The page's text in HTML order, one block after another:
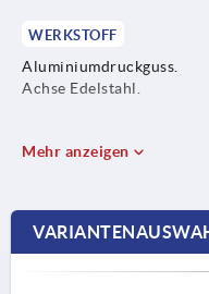
WERKSTOFF
Aluminiumdruckguss.
Achse Edelstahl.
Mehr anzeigen